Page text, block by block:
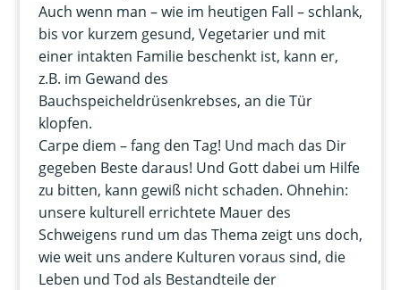
Auch wenn man – wie im heutigen Fall – schlank,
bis vor kurzem gesund, Vegetarier und mit
einer intakten Familie beschenkt ist, kann er,
z.B. im Gewand des
Bauchspeicheldrüsenkrebses, an die Tür
klopfen.
Carpe diem – fang den Tag! Und mach das Dir
gegeben Beste daraus! Und Gott dabei um Hilfe
zu bitten, kann gewiß nicht schaden. Ohnehin:
unsere kulturell errichtete Mauer des
Schweigens rund um das Thema zeigt uns doch,
wie weit uns andere Kulturen voraus sind, die
Leben und Tod als Bestandteile der